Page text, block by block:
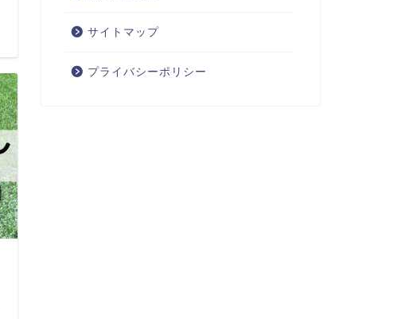
サイトマップ
プライバシーポリシー